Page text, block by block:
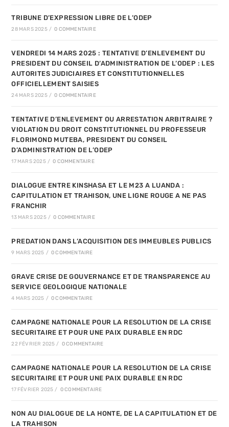
TRIBUNE D’EXPRESSION LIBRE DE L’ODEP
28 MARS 2025 / 0 COMMENTAIRE
VENDREDI 14 MARS 2025 : TENTATIVE D’ENLEVEMENT DU
PRESIDENT DU CONSEIL D’ADMINISTRATION DE L’ODEP : LES
AUTORITES JUDICIAIRES ET CONSTITUTIONNELLES
OFFICIELLEMENT SAISIES
24 MARS 2025 / 0 COMMENTAIRE
TENTATIVE D’ENLEVEMENT OU ARRESTATION ARBITRAIRE ?
VIOLATION DU DROIT CONSTITUTIONNEL DU PROFESSEUR
FLORIMOND MUTEBA, PRESIDENT DU CONSEIL
D’ADMINISTRATION DE L’ODEP
17 MARS 2025 / 0 COMMENTAIRE
DIALOGUE ENTRE KINSHASA ET LE M23 A LUANDA :
CAPITULATION ET TRAHISON, UNE LIGNE ROUGE A NE PAS
FRANCHIR
13 MARS 2025 / 0 COMMENTAIRE
PREDATION DANS L’ACQUISITION DES IMMEUBLES PUBLICS
9 MARS 2025 / 0 COMMENTAIRE
GRAVE CRISE DE GOUVERNANCE ET DE TRANSPARENCE AU
SERVICE GEOLOGIQUE NATIONALE
4 MARS 2025 / 0 COMMENTAIRE
CAMPAGNE NATIONALE POUR LA RESOLUTION DE LA CRISE
SECURITAIRE ET POUR UNE PAIX DURABLE EN RDC
22 FÉVRIER 2025 / 0 COMMENTAIRE
CAMPAGNE NATIONALE POUR LA RESOLUTION DE LA CRISE
SECURITAIRE ET POUR UNE PAIX DURABLE EN RDC
17 FÉVRIER 2025 / 0 COMMENTAIRE
NON AU DIALOGUE DE LA HONTE, DE LA CAPITULATION ET DE
LA TRAHISON